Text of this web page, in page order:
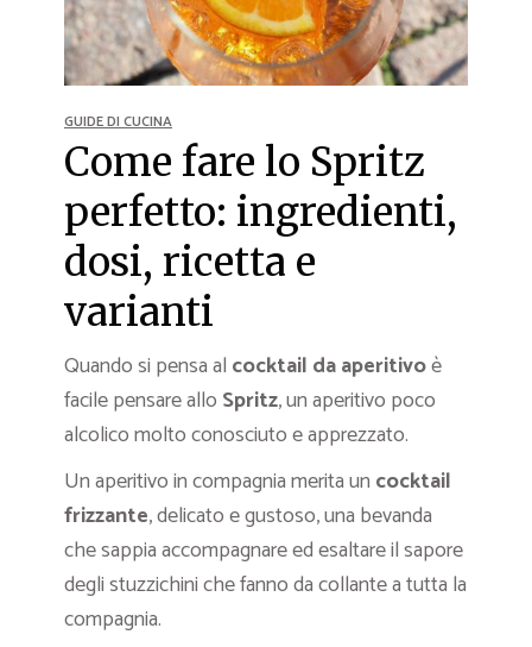
GUIDE DI CUCINA
Come fare lo Spritz
perfetto: ingredienti,
dosi, ricetta e
varianti
Quando si pensa al cocktail da aperitivoè
facile pensare allo Spritz, un aperitivo poco
alcolico molto conosciuto e apprezzato.
Un aperitivo in compagnia merita un cocktail
frizzante, delicato e gustoso, una bevanda
che sappia accompagnare ed esaltare il sapore
degli stuzzichini che fanno da collante a tutta la
compagnia.